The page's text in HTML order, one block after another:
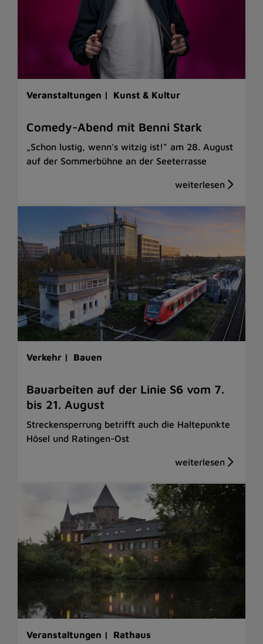
Veranstaltungen | Kunst & Kultur
Comedy-Abend mit Benni Stark
„Schon lustig, wenn’s witzig ist!“ am 28. August
auf der Sommerbühne an der Seeterrasse
Verkehr | Bauen
Bauarbeiten auf der Linie S6 vom 7.
bis 21. August
Streckensperrung betrifft auch die Haltepunkte
Hösel und Ratingen-Ost
Veranstaltungen | Rathaus